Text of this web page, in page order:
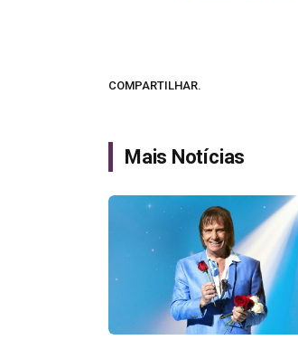
COMPARTILHAR.
Mais Notícias